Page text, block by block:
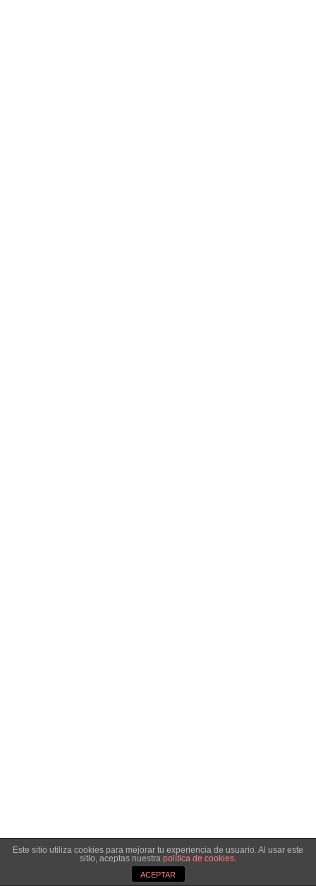
Este sitio utiliza cookies para mejorar tu experiencia de usuario. Al usar este
sitio, aceptas nuestra política de cookies.
ACEPTAR